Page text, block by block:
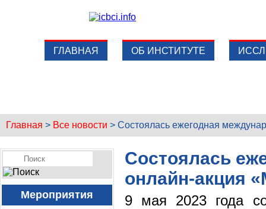
ГЛАВНАЯ ОБ ИНСТИТУТЕ
Главная > Все новости > Состоялась ежегодная
Мероприятия
Состоялась
онлайн-акция
9 мая 2023 года